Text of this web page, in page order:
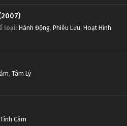
loại: Hành Động, Phiêu Lưu, Hoạt Hình
, Tâm Lý
Tình Cảm